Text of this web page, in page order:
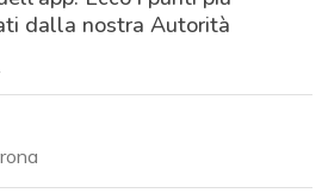
dalla nostra Autorità